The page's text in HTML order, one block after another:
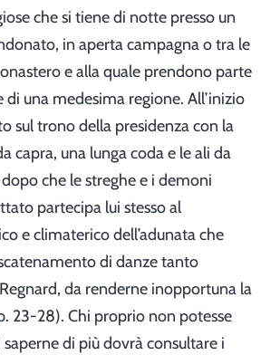
che si tiene di notte presso un
in aperta campagna o tra le
e alla quale prendono parte
di una medesima regione. All’inizio
sul trono della presidenza con la
capra, una lunga coda e le ali da
che le streghe e i demoni
partecipa lui stesso al
e climaterico dell’adunata che
di danze tanto
da renderne inopportuna la
23-28). Chi proprio non potesse
di più dovrà consultare i